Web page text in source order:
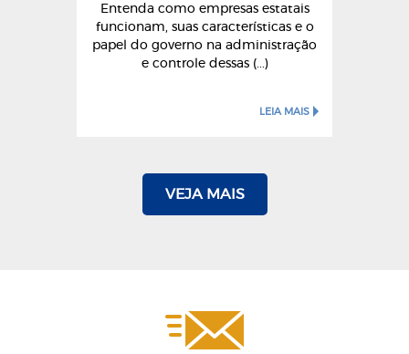
Entenda como empresas estatais
funcionam, suas características e o
papel do governo na administração
e controle dessas (...)
LEIA MAIS
VEJA MAIS